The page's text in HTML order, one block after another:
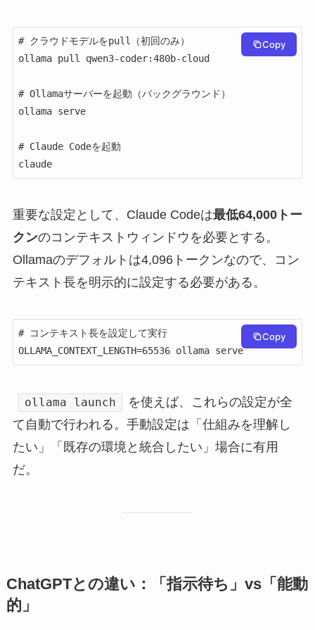
# クラウドモデルをpull（初回のみ）
ollama pull qwen3-coder:480b-cloud
# Ollamaサーバーを起動（バックグラウンド）
ollama serve
# Claude Codeを起動
claude
Copy
重要な設定として、Claude Codeは最低64,000トー
クンのコンテキストウィンドウを必要とする。
Ollamaのデフォルトは4,096トークンなので、コン
テキスト長を明示的に設定する必要がある。
# コンテキスト長を設定して実行
OLLAMA_CONTEXT_LENGTH=65536 ollama serve
Copy
ollama launch
を使えば、これらの設定が全
て自動で行われる。手動設定は「仕組みを理解し
たい」「既存の環境と統合したい」場合に有用
だ。
ChatGPTとの違い：「指示待ち」vs「能動
的」